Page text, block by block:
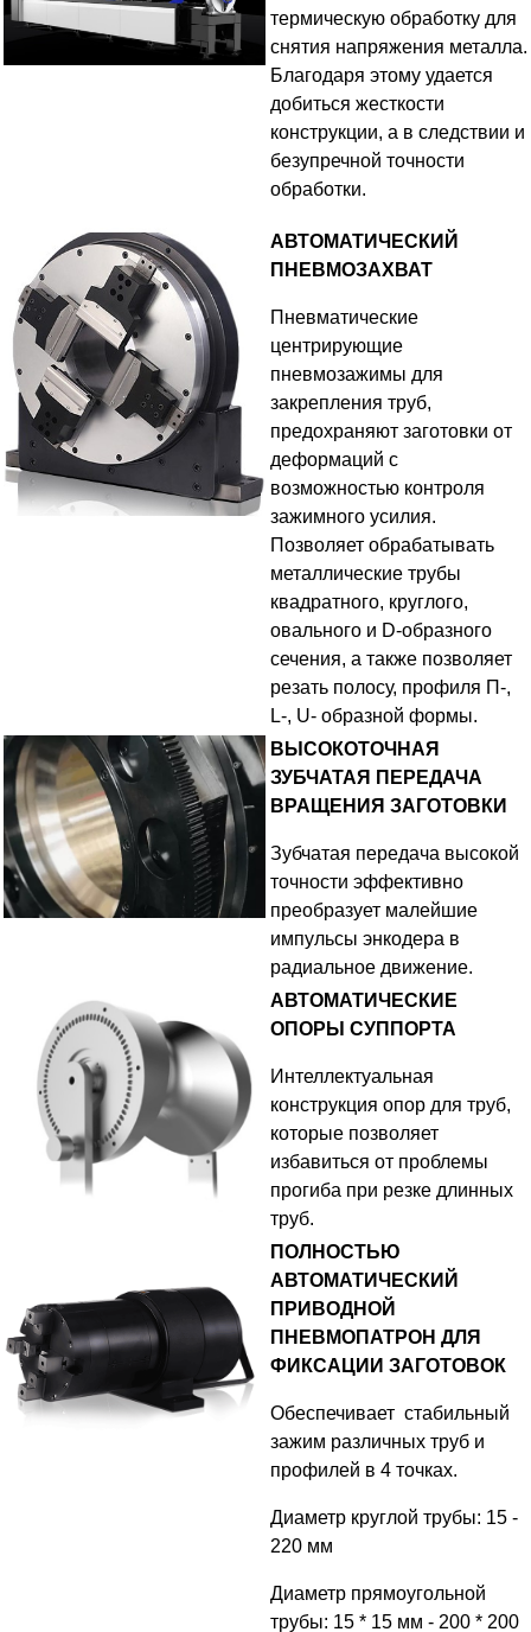
термическую обработку для
снятия напряжения металла.
Благодаря этому удается
добиться жесткости
конструкции, а в следствии и
безупречной точности
обработки.
АВТОМАТИЧЕСКИЙ
ПНЕВМОЗАХВАТ
Пневматические
центрирующие
пневмозажимы для
закрепления труб,
предохраняют заготовки от
деформаций с
возможностью контроля
зажимного усилия.
Позволяет обрабатывать
металлические трубы
квадратного, круглого,
овального и D-образного
сечения, а также позволяет
резать полосу, профиля П-,
L-, U- образной формы.
ВЫСОКОТОЧНАЯ
ЗУБЧАТАЯ ПЕРЕДАЧА
ВРАЩЕНИЯ ЗАГОТОВКИ
Зубчатая передача высокой
точности эффективно
преобразует малейшие
импульсы энкодера в
радиальное движение.
АВТОМАТИЧЕСКИЕ
ОПОРЫ СУППОРТА
Интеллектуальная
конструкция опор для труб,
которые позволяет
избавиться от проблемы
прогиба при резке длинных
труб.
ПОЛНОСТЬЮ
АВТОМАТИЧЕСКИЙ
ПРИВОДНОЙ
ПНЕВМОПАТРОН ДЛЯ
ФИКСАЦИИ ЗАГОТОВОК
Обеспечивает стабильный
зажим различных труб и
профилей в 4 точках.
Диаметр круглой трубы: 15 -
220 мм
Диаметр прямоугольной
трубы: 15 * 15 мм - 200 * 200